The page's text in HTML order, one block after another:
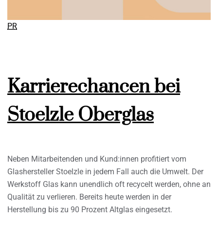
PR
Karrierechancen bei
Stoelzle Oberglas
Neben Mitarbeitenden und Kund:innen profitiert vom
Glashersteller Stoelzle in jedem Fall auch die Umwelt. Der
Werkstoff Glas kann unendlich oft recycelt werden, ohne an
Qualität zu verlieren. Bereits heute werden in der
Herstellung bis zu 90 Prozent Altglas eingesetzt.